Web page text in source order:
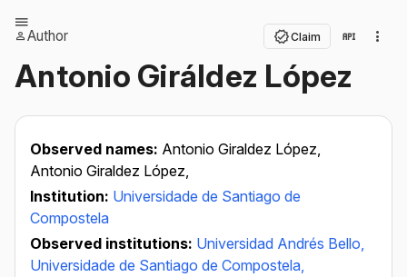
Author Claim
Antonio Giráldez López
Observed names: Antonio Giraldez López,
Antonio Giraldez López,
Institution: Universidade de Santiago de
Compostela
Observed institutions: Universidad Andrés Bello,
Universidade de Santiago de Compostela,